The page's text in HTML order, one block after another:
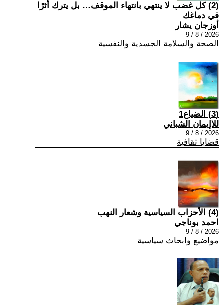
(2) كل غضب لا ينتهي بانتهاء الموقف… بل يترك أثرًا
في دماغك
أوزجان يشار
2026 / 8 / 9
الصحة والسلامة الجسدية والنفسية
(3) الضياع1
للاإيمان الشباني
2026 / 8 / 9
قضايا ثقافية
(4) الأحزاب السياسية وشعار النهب
احمد بوناجي
2026 / 8 / 9
مواضيع وابحاث سياسية